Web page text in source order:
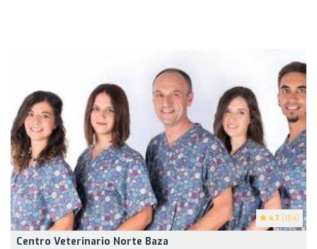
4.7 (184)
Centro Veterinario Norte Baza